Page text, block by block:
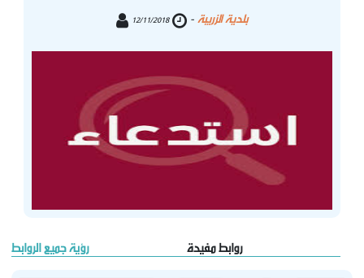
بلدية الزريبة-
12/11/2018
روابط مفيدة رؤية جميع الروابط